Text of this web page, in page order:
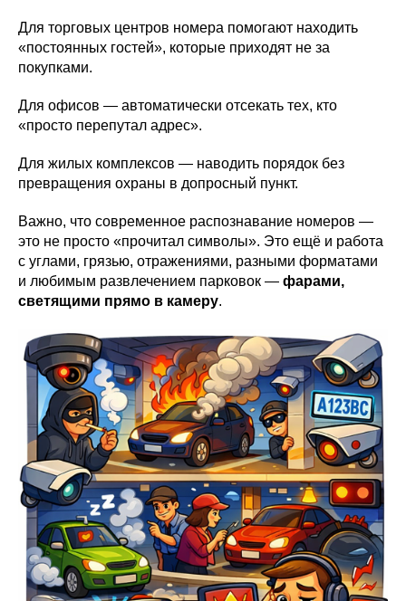
Для торговых центров номера помогают находить
«постоянных гостей», которые приходят не за
покупками.
Для офисов — автоматически отсекать тех, кто
«просто перепутал адрес».
Для жилых комплексов — наводить порядок без
превращения охраны в допросный пункт.
Важно, что современное распознавание номеров —
это не просто «прочитал символы». Это ещё и работа
с углами, грязью, отражениями, разными форматами
и любимым развлечением парковок — фарами,
светящими прямо в камеру.